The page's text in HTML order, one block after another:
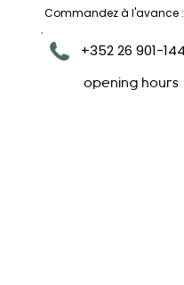
Commandez à l'avance :
+352 26 901-144
opening hours